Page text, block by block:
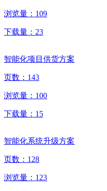
浏览量： 109
下载量： 23
智能化项目供货方案
页数： 143
浏览量： 100
下载量： 15
智能化系统升级方案
页数： 128
浏览量： 123